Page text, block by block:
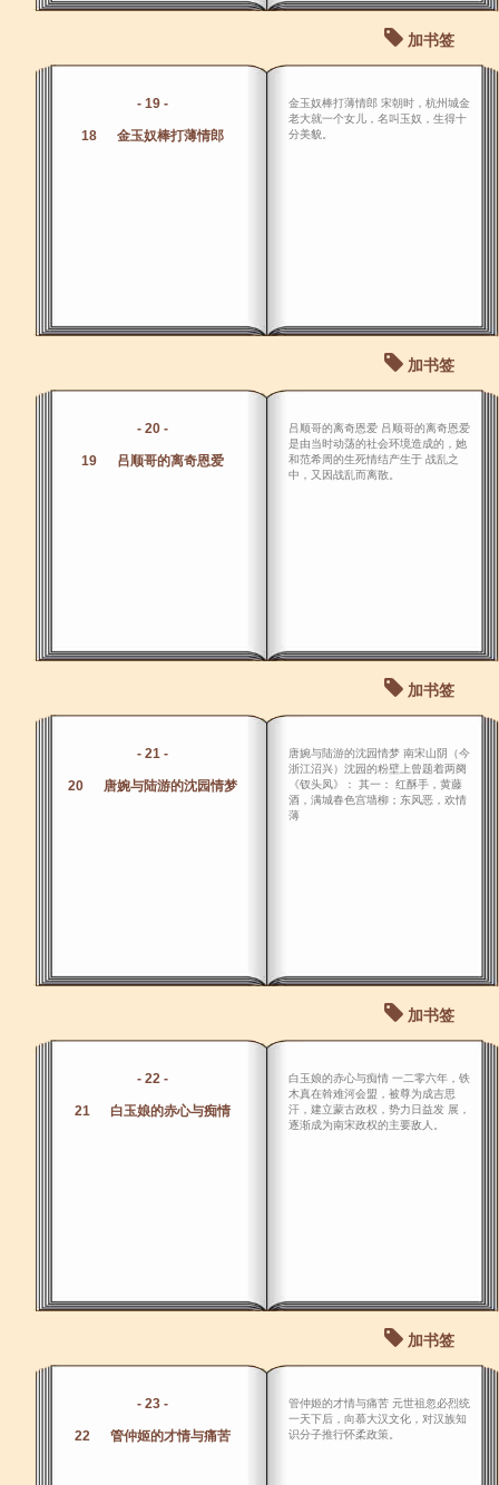
加书签
- 19 -
18 金玉奴棒打薄情郎
金玉奴棒打薄情郎 宋朝时，杭州城金
老大就一个女儿，名叫玉奴，生得十
分美貌。
加书签
- 20 -
19 吕顺哥的离奇恩爱
吕顺哥的离奇恩爱 吕顺哥的离奇恩爱
是由当时动荡的社会环境造成的，她
和范希周的生死情结产生于 战乱之
中，又因战乱而离散。
加书签
- 21 -
20 唐婉与陆游的沈园情梦
唐婉与陆游的沈园情梦 南宋山阴（今
浙江沼兴）沈园的粉壁上曾题着两阕
《钗头凤》： 其一： 红酥手，黄藤
酒，满城春色宫墙柳；东风恶，欢情
薄
加书签
- 22 -
21 白玉娘的赤心与痴情
白玉娘的赤心与痴情 一二零六年，铁
木真在斡难河会盟，被尊为成吉思
汗，建立蒙古政权，势力日益发 展，
逐渐成为南宋政权的主要敌人。
加书签
- 23 -
22 管仲姬的才情与痛苦
管仲姬的才情与痛苦 元世祖忽必烈统
一天下后，向慕大汉文化，对汉族知
识分子推行怀柔政策。